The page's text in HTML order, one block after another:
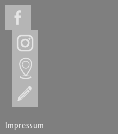
Impressum